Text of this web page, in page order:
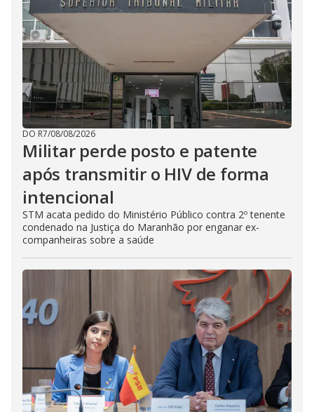
DO R7/08/08/2026
Militar perde posto e patente
após transmitir o HIV de forma
intencional
STM acata pedido do Ministério Público contra 2º tenente
condenado na Justiça do Maranhão por enganar ex-
companheiras sobre a saúde